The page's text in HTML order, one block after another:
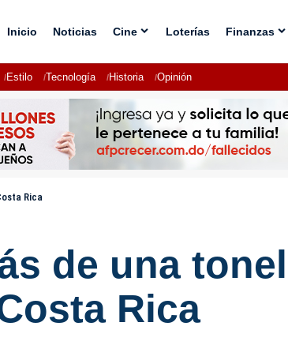
Inicio Noticias Cine Loterías Finanzas
Estilo Tecnología Historia Opinión
Rica
de una
Rica